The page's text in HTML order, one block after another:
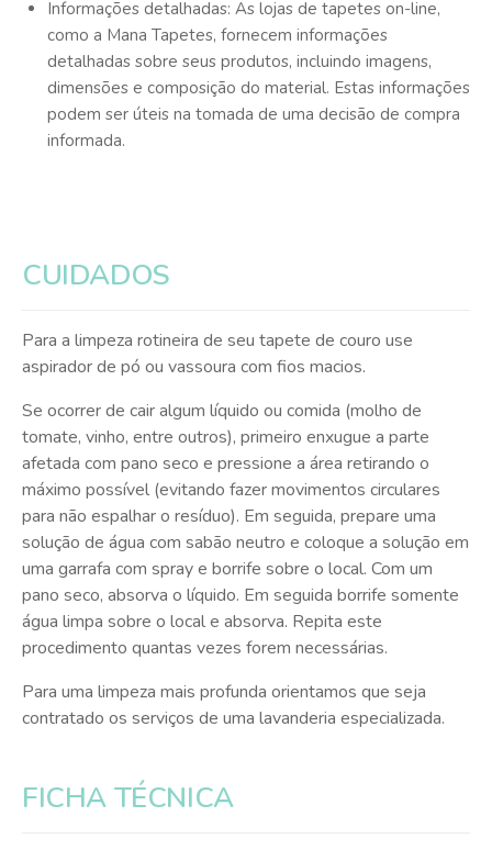
Informações detalhadas: As lojas de tapetes on-line,
como a Mana Tapetes, fornecem informações
detalhadas sobre seus produtos, incluindo imagens,
dimensões e composição do material. Estas informações
podem ser úteis na tomada de uma decisão de compra
informada.
CUIDADOS
Para a limpeza rotineira de seu tapete de couro use
aspirador de pó ou vassoura com fios macios.
Se ocorrer de cair algum líquido ou comida (molho de
tomate, vinho, entre outros), primeiro enxugue a parte
afetada com pano seco e pressione a área retirando o
máximo possível (evitando fazer movimentos circulares
para não espalhar o resíduo). Em seguida, prepare uma
solução de água com sabão neutro e coloque a solução em
uma garrafa com spray e borrife sobre o local. Com um
pano seco, absorva o líquido. Em seguida borrife somente
água limpa sobre o local e absorva. Repita este
procedimento quantas vezes forem necessárias.
Para uma limpeza mais profunda orientamos que seja
contratado os serviços de uma lavanderia especializada.
FICHA TÉCNICA